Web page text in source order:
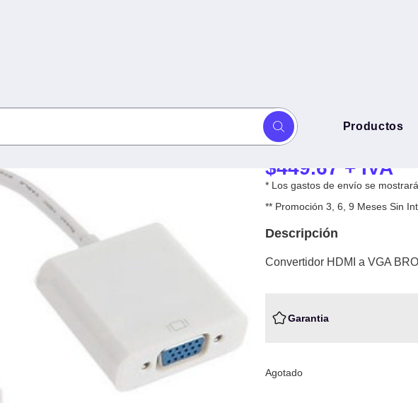
Productos
Convertidor
HDMI, VGA (D-
$449.67 + IVA
* Los gastos de envío se
** Promoción 3, 6, 9 Meses Sin
Descripción
Convertidor HDMI a VGA
Garantia
Agotado